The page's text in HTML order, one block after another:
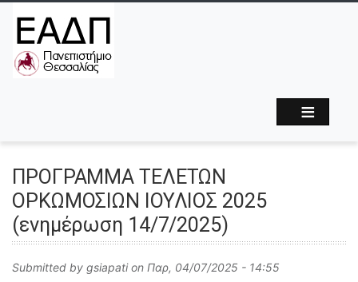
ΠΡΟΓΡΑΜΜΑ ΤΕΛΕΤΩΝ
ΟΡΚΩΜΟΣΙΩΝ ΙΟΥΛΙΟΣ 2025
(ενημέρωση 14/7/2025)
Submitted by gsiapation Παρ, 04/07/2025 - 14:55